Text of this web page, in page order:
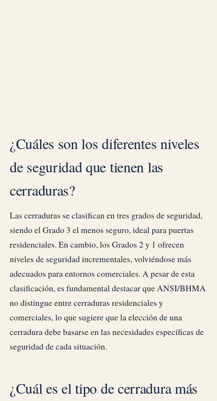
¿Cuáles son los diferentes niveles
de seguridad que tienen las
cerraduras?
Las cerraduras se clasifican en tres grados de seguridad,
siendo el Grado 3 el menos seguro, ideal para puertas
residenciales. En cambio, los Grados 2 y 1 ofrecen
niveles de seguridad incrementales, volviéndose más
adecuados para entornos comerciales. A pesar de esta
clasificación, es fundamental destacar que ANSI/BHMA
no distingue entre cerraduras residenciales y
comerciales, lo que sugiere que la elección de una
cerradura debe basarse en las necesidades específicas de
seguridad de cada situación.
¿Cuál es el tipo de cerradura más